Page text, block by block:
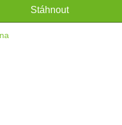
moderní technologie.
Stáhnout